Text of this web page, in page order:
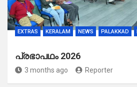
EXTRAS KERALAM NEWS PALAKKAD
പ്രഭാപഥം 2026
3 months ago Reporter